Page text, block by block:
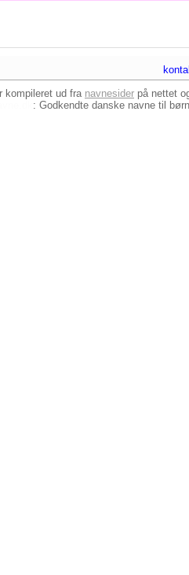
kompileret ud fra navnesider på nettet
: Godkendte danske navne til børn